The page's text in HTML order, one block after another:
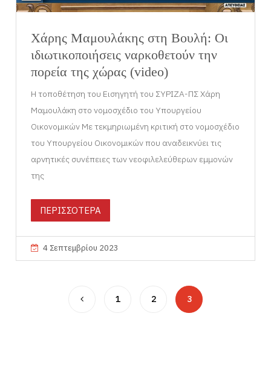
Χάρης Μαμουλάκης στη Βουλή: Οι
ιδιωτικοποιήσεις ναρκοθετούν την
πορεία της χώρας (video)
Η τοποθέτηση του Εισηγητή του ΣΥΡΙΖΑ-ΠΣ Χάρη
Μαμουλάκη στο νομοσχέδιο του Υπουργείου
Οικονομικών Με τεκμηριωμένη κριτική στο νομοσχέδιο
του Υπουργείου Οικονομικών που αναδεικνύει τις
αρνητικές συνέπειες των νεοφιλελεύθερων εμμονών
της
ΠΕΡΙΣΣΟΤΕΡΑ
4 Σεπτεμβρίου 2023
1 2 3